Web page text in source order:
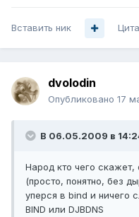
Вставить ник
dvolodin
Опубликовано 17
В 06.05.2009 в
Народ кто чего
(просто, понятно, без
уперся в bind и ничего
BIND или DJBDNS